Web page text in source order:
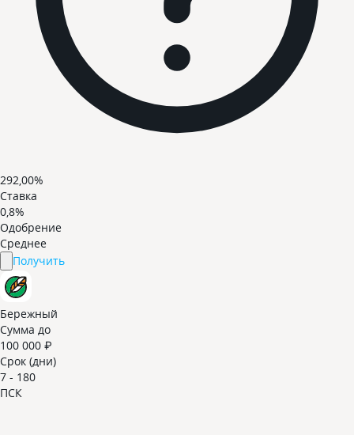
292,00%
Ставка
0,8%
Одобрение
Среднее
Получить
Бережный
Сумма до
100 000 ₽
Срок (дни)
7 - 180
ПСК